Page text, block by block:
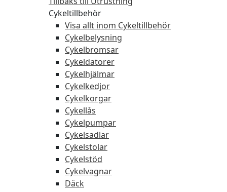
Cykeltillbehör
Visa allt inom Cykeltillbehör
Cykelbelysning
Cykelbromsar
Cykeldatorer
Cykelhjälmar
Cykelkedjor
Cykelkorgar
Cykellås
Cykelpumpar
Cykelsadlar
Cykelstolar
Cykelstöd
Cykelvagnar
Däck